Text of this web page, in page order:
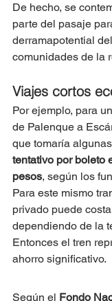
De hecho, se
parte del pasaje
derramapotential
comunidades de la
Viajes cortos
Por ejemplo, para
de Palenque a
que tomaría
tentativo por boleto
pesos, según los
Para este mismo
privado puede
dependiendo de la
Entonces el tren
ahorro significativo.
Según el Fondo